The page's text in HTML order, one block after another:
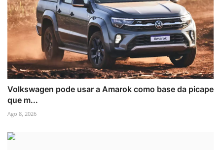
Volkswagen pode usar a Amarok como base da picape
que m...
Ago 8, 2026